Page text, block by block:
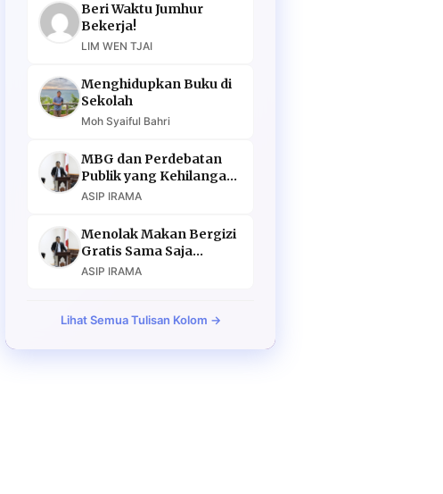
Beri Waktu Jumhur
Bekerja!
LIM WEN TJAI
Menghidupkan Buku di
Sekolah
Moh Syaiful Bahri
MBG dan Perdebatan
Publik yang Kehilangan
Argumen
ASIP IRAMA
Menolak Makan Bergizi
Gratis Sama Saja
Menolak Masa Depan
ASIP IRAMA
Lihat Semua Tulisan Kolom →